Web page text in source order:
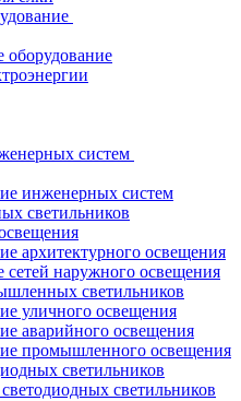
оборудование
систем
инженерных систем
светильников
архитектурного освещения
наружного освещения
светильников
уличного освещения
аварийного освещения
промышленного освещения
светильников
светильников